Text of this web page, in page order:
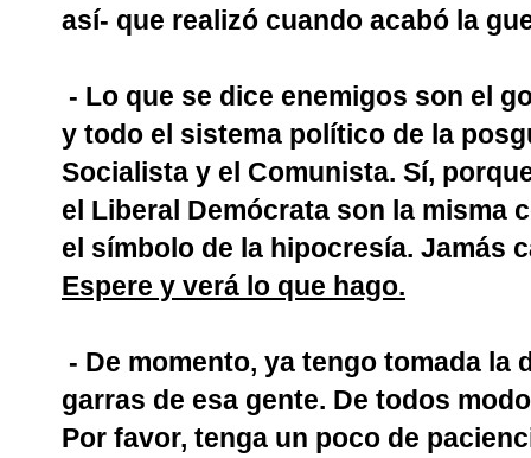
así- que realizó cuando acabó la
- Lo que se dice enemigos son el
y todo el sistema político de la
Socialista y el Comunista. Sí,
el Liberal Demócrata son la misma
el símbolo de la hipocresía. Jamás
Espere y verá lo que hago.
- De momento, ya tengo tomada la
garras de esa gente. De todos
Por favor, tenga un poco de